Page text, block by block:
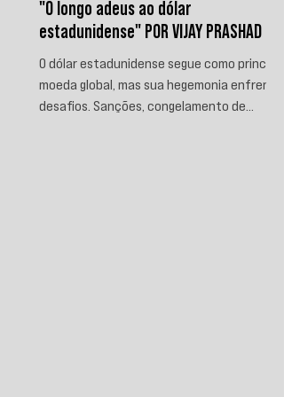
"O longo adeus ao dólar
estadunidense" POR VIJAY PRASHAD
O dólar estadunidense segue como principal
moeda global, mas sua hegemonia enfrenta
desafios. Sanções, congelamento de